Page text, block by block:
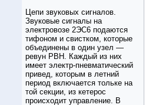
Цепи звуковых сигналов.
Звуковые сигналы на
электровозе 2ЭС6 подаются
тифоном и свистком, которые
объединены в один узел —
ревун РВН. Каждый из них
имеет электр-пневматический
привед, которым в летний
период включается тольке на
той секции, из кетерос
происходит управление. В